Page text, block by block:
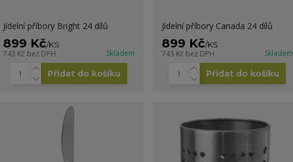
Jídelní příbory Bright 24 dílů
899 Kč/KS
743 Kč bez DPH Skladem
Přidat do košíku
Jídelní příbory Canada 24 dílů
899 Kč/KS
743 Kč bez DPH Skladem
Přidat do košíku